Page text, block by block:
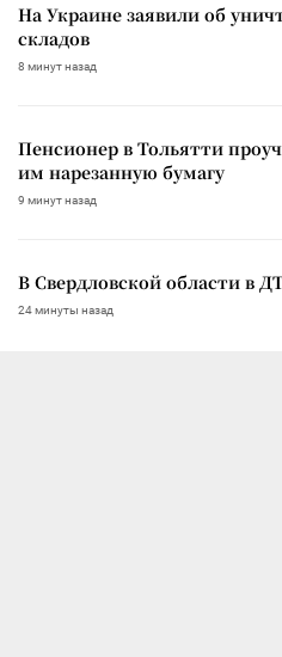
На Украине заявили об
складов
8 минут назад
Пенсионер в Тольятти
им нарезанную бумагу
9 минут назад
В Свердловской области в
24 минуты назад